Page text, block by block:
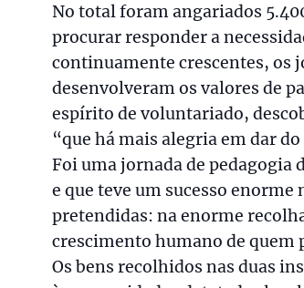
No total foram angariados
procurar responder a
continuamente crescentes, os
desenvolveram os valores de
espírito de voluntariado,
“que há mais alegria em dar
Foi uma jornada de pedagogia
e que teve um sucesso enorme
pretendidas: na enorme
crescimento humano de quem
Os bens recolhidos nas duas